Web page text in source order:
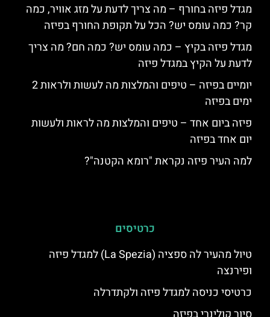
מגדל פיזה בחורף – מה צריך לדעת על מזג אוויר, כמה
קר? כמה עומס יש? הכל על תקופת החורף בפיזה
מגדל פיזה בקיץ – כמה עומס יש? כמה חם? מה צריך
לדעת על הקיץ במגדל פיזה
יומיים בפיזה – טיפים והמלצות מה לעשות ולראות 2
ימים בפיזה
פיזה ביום אחד – טיפים והמלצות מה לראות ולעשות
יום אחד בפיזה
למה העיר פיזה נקראת "רומא הקטנה"?
כרטיסים
טיול מהעיר לה ספציה (La Spezia) למגדל פיזה
ופירנצה
כרטיסי כניסה למגדל פיזה ולקתדרלה